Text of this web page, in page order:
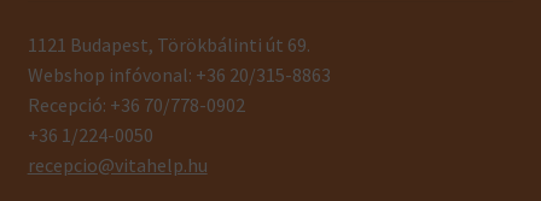
1121 Budapest, Törökbálinti út 69.
Webshop infóvonal: +36 20/315-8863
Recepció: +36 70/778-0902
+36 1/224-0050
recepcio@vitahelp.hu